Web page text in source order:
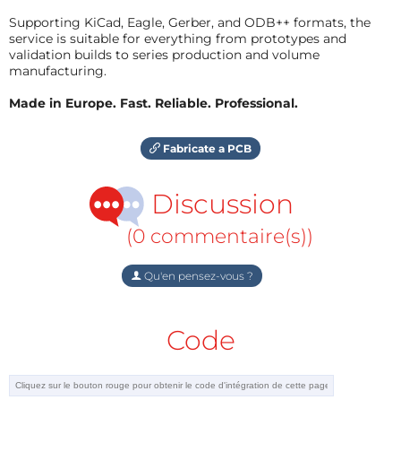
Supporting KiCad, Eagle, Gerber, and ODB++ formats, the
service is suitable for everything from prototypes and
validation builds to series production and volume
manufacturing.
Made in Europe. Fast. Reliable. Professional.
Fabricate a PCB
Discussion
(0 commentaire(s))
Qu'en pensez-vous ?
Code